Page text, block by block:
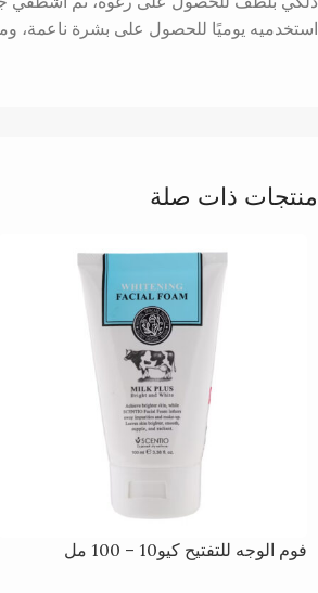
استخدميه يوميًا للحصول على بشرة ناعمة،
منتجات ذات صلة
فوم الوجه للتفتيح كيو10 – 100 مل